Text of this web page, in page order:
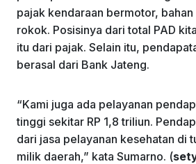
pajak kendaraan bermotor,
rokok. Posisinya dari total PAD
itu dari pajak. Selain itu,
berasal dari Bank Jateng.
“Kami juga ada pelayanan
tinggi sekitar RP 1,8 triliun.
dari jasa pelayanan kesehatan di
milik daerah,” kata Sumarno. (